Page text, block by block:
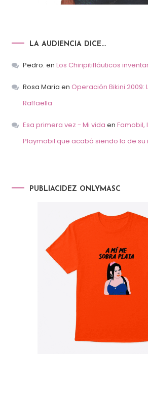
LA AUDIENCIA DICE…
Pedro. en Los Chiripitifláuticos
Rosa Maria en Operación Bikini 2009:
Raffaella
Esa primera vez - Mi vida en Famobil,
Playmobil que acabó siendo la de su
PUBLIACIDEZ ONLYMASC